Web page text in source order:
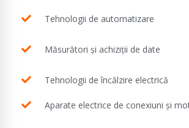
Tehnologii de automatizare
Măsurători și achiziții de date
Tehnologii de încălzire electrică
Aparate electrice de conexiuni și